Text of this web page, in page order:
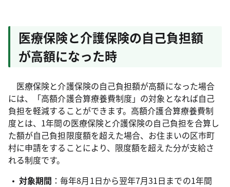
医療保険と介護保険の自己負担額
が高額になった時
医療保険と介護保険の自己負担額が高額になった場合
には、「高額介護合算療養費制度」の対象となれば自己
負担を軽減することができます。高額介護合算療養費制
度とは、1年間の医療保険と介護保険の自己負担を合算し
た額が自己負担限度額を超えた場合、お住まいの区市町
村に申請をすることにより、限度額を超えた分が支給さ
れる制度です。
対象期間 ：毎年8月1日から翌年7月31日までの1年間